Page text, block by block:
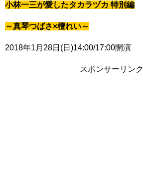
小林一三が愛したタカラヅカ 特別編
～真琴つばさ×檀れい～
2018年1月28日(日)14:00/17:00開演
スポンサーリンク